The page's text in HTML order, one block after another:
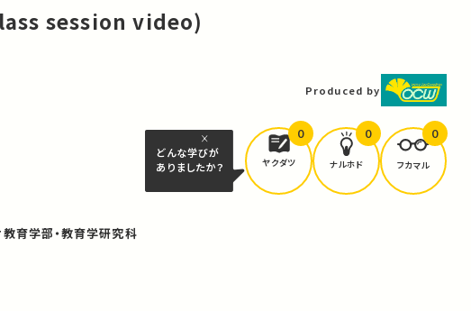
session video)
Produced by
どんな学びが
ありましたか？
ヤクダツ
0
ナルホド
0
フカマル
0
育学部・教育学研究科